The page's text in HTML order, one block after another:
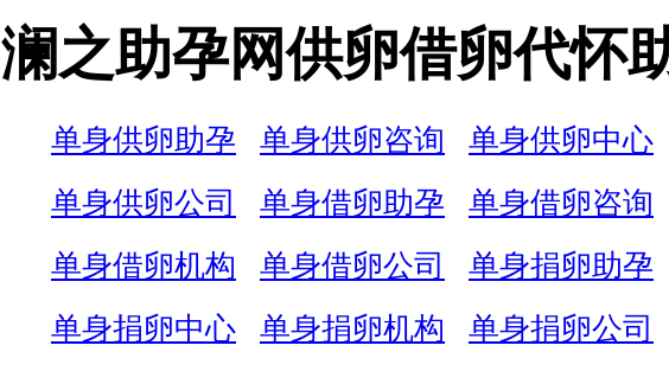
澜之助孕网供卵借卵代怀
单身供卵助孕 单身供卵咨询 单身供卵中心
单身供卵公司
单身借卵助孕 单身借卵咨询
单身借卵机构
单身借卵公司 单身捐卵助孕
单身捐卵中心
单身捐卵机构 单身捐卵公司